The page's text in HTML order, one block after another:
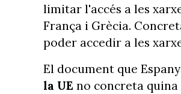
limitar l'accés a les
França i Grècia.
poder accedir a les
El document que
la UE no concreta